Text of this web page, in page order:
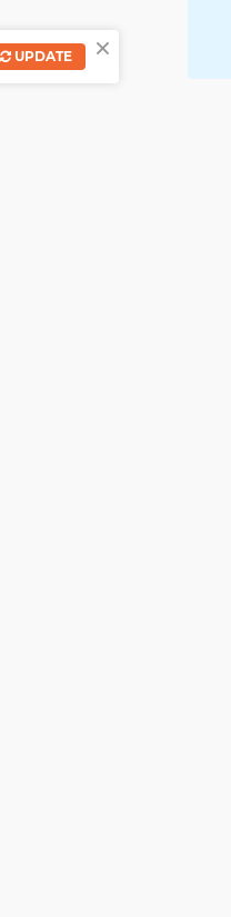
×
UPDATE